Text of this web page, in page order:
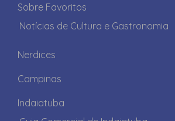
Sobre Favoritos
Notícias de Cultura e Gastronomia
Nerdices
Campinas
Indaiatuba